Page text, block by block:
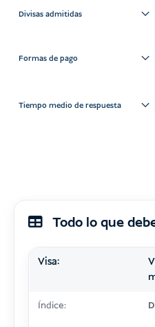
Divisas admitidas
Formas de pago
Tiempo medio de respuesta
Todo lo que
Visa:
Índice: